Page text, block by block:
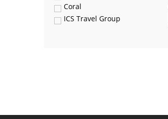
Coral
ICS Travel Group
Pac Group